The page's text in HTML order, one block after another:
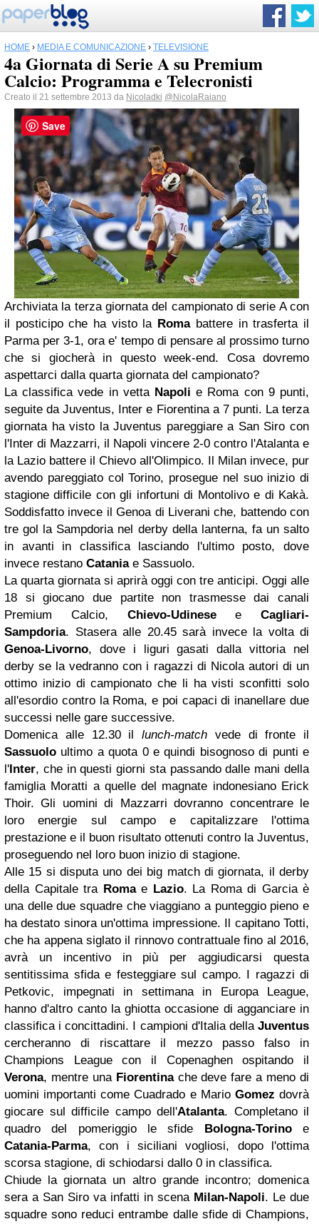
HOME › MEDIA E COMUNICAZIONE › TELEVISIONE
4a Giornata di Serie A su Premium
Calcio: Programma e Telecronisti
Creato il 21 settembre 2013 da Nicoladki @NicolaRaiano
Archiviata la terza giornata del campionato di serie A con
il posticipo che ha visto la Romabattere in trasferta il
Parma per 3-1, ora e' tempo di pensare al prossimo turno
che si giocherà in questo week-end. Cosa dovremo
aspettarci dalla quarta giornata del campionato?
La classifica vede in vetta Napoli e Roma con 9 punti,
seguite da Juventus, Inter e Fiorentina a 7 punti. La terza
giornata ha visto la Juventus pareggiare a San Siro con
l'Inter di Mazzarri, il Napoli vincere 2-0 contro l'Atalanta e
la Lazio battere il Chievo all'Olimpico. Il Milan invece, pur
avendo pareggiato col Torino, prosegue nel suo inizio di
stagione difficile con gli infortuni di Montolivo e di Kakà.
Soddisfatto invece il Genoa di Liverani che, battendo con
tre gol la Sampdoria nel derby della lanterna, fa un salto
in avanti in classifica lasciando l'ultimo posto, dove
invece restano Cataniae Sassuolo.
La quarta giornata si aprirà oggi con tre anticipi. Oggi alle
18 si giocano due partite non trasmesse dai canali
Premium Calcio, Chievo-Udinesee Cagliari-
Sampdoria. Stasera alle 20.45 sarà invece la volta di
Genoa-Livorno, dove i liguri gasati dalla vittoria nel
derby se la vedranno con i ragazzi di Nicola autori di un
ottimo inizio di campionato che li ha visti sconfitti solo
all'esordio contro la Roma, e poi capaci di inanellare due
successi nelle gare successive.
Domenica alle 12.30 il lunch-match vede di fronte il
Sassuolo ultimo a quota 0 e quindi bisognoso di punti e
l'Inter, che in questi giorni sta passando dalle mani della
famiglia Moratti a quelle del magnate indonesiano Erick
Thoir. Gli uomini di Mazzarri dovranno concentrare le
loro energie sul campo e capitalizzare l'ottima
prestazione e il buon risultato ottenuti contro la Juventus,
proseguendo nel loro buon inizio di stagione.
Alle 15 si disputa uno dei big match di giornata, il derby
della Capitale tra Roma e Lazio. La Roma di Garcia è
una delle due squadre che viaggiano a punteggio pieno e
ha destato sinora un'ottima impressione. Il capitano Totti,
che ha appena siglato il rinnovo contrattuale fino al 2016,
avrà un incentivo in più per aggiudicarsi questa
sentitissima sfida e festeggiare sul campo. I ragazzi di
Petkovic, impegnati in settimana in Europa League,
hanno d'altro canto la ghiotta occasione di agganciare in
classifica i concittadini. I campioni d'Italia della Juventus
cercheranno di riscattare il mezzo passo falso in
Champions League con il Copenaghen ospitando il
Verona, mentre una Fiorentina che deve fare a meno di
uomini importanti come Cuadrado e Mario Gomez dovrà
giocare sul difficile campo dell'Atalanta. Completano il
quadro del pomeriggio le sfide Bologna-Torinoe
Catania-Parma, con i siciliani vogliosi, dopo l'ottima
scorsa stagione, di schiodarsi dallo 0 in classifica.
Chiude la giornata un altro grande incontro; domenica
sera a San Siro va infatti in scena Milan-Napoli. Le due
squadre sono reduci entrambe dalle sfide di Champions,
Save